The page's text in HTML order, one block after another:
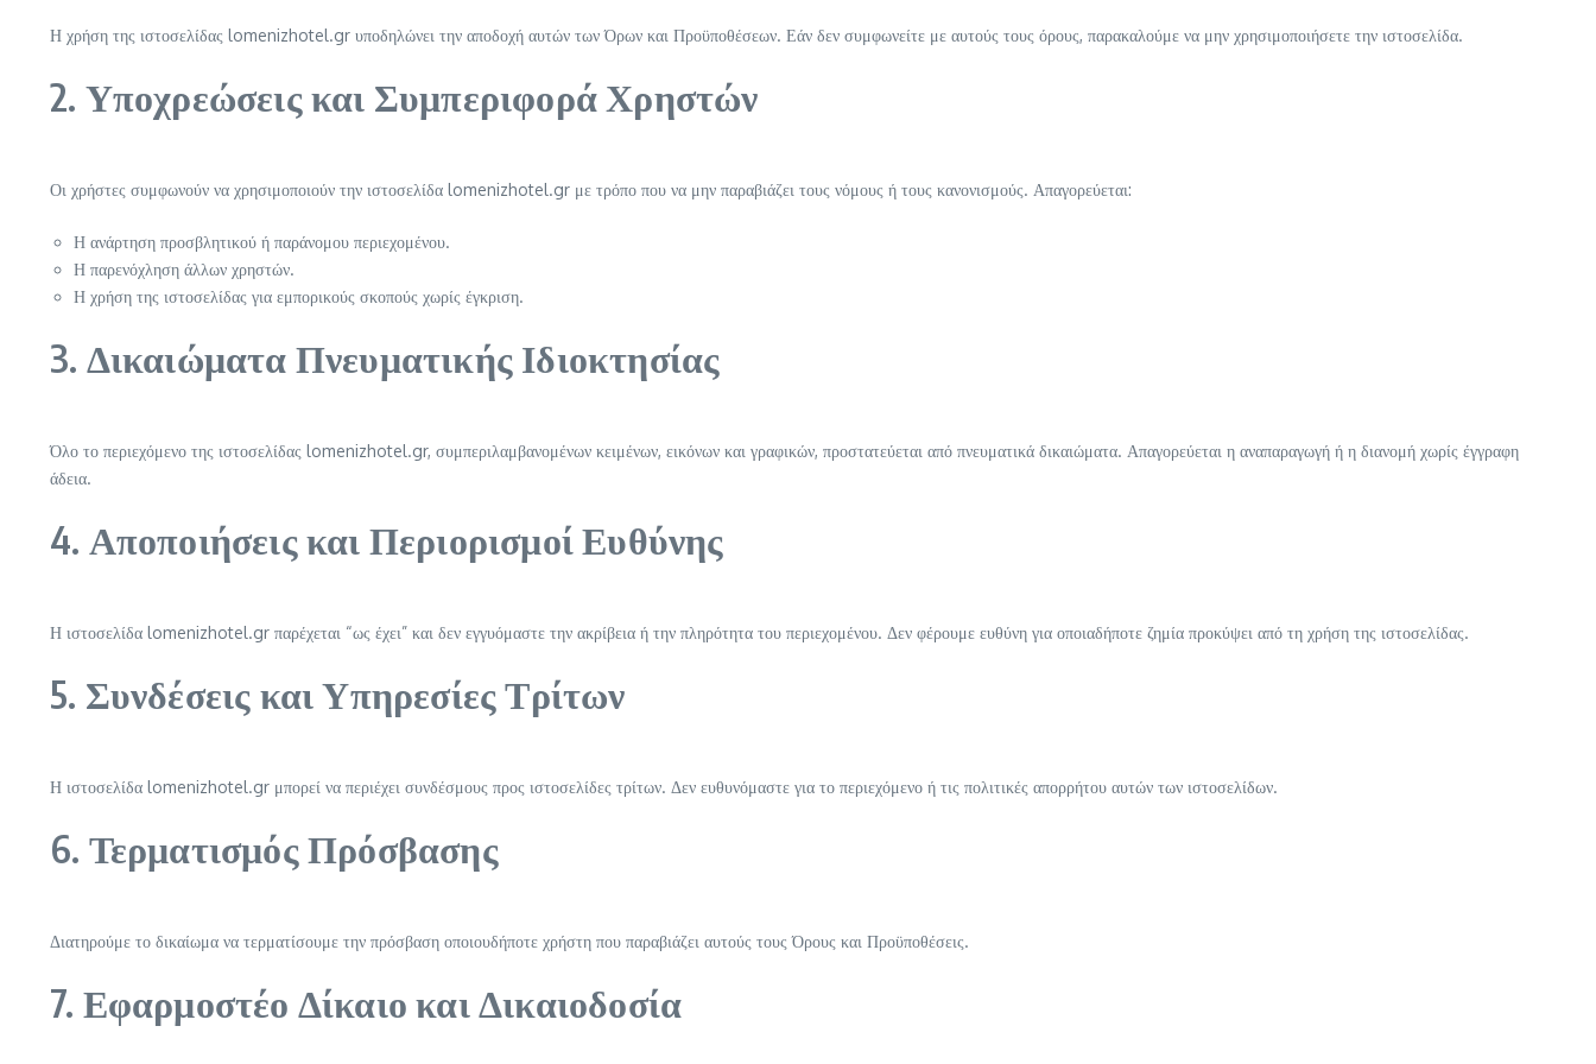
Η χρήση της ιστοσελίδας lomenizhotel.gr υποδηλώνει την αποδοχή αυτών των Όρων και Προϋποθέσεων. Εάν δεν συμφωνείτε με αυτούς τους όρους, παρακαλούμε να μην χρησιμοποιήσετε την ιστοσελίδα.
2. Υποχρεώσεις και Συμπεριφορά Χρηστών
Οι χρήστες συμφωνούν να χρησιμοποιούν την ιστοσελίδα lomenizhotel.gr με τρόπο που να μην παραβιάζει τους νόμους ή τους κανονισμούς. Απαγορεύεται:
Η ανάρτηση προσβλητικού ή παράνομου περιεχομένου.
Η παρενόχληση άλλων χρηστών.
Η χρήση της ιστοσελίδας για εμπορικούς σκοπούς χωρίς έγκριση.
3. Δικαιώματα Πνευματικής Ιδιοκτησίας
Όλο το περιεχόμενο της ιστοσελίδας lomenizhotel.gr, συμπεριλαμβανομένων κειμένων, εικόνων και γραφικών, προστατεύεται από πνευματικά δικαιώματα. Απαγορεύεται η αναπαραγωγή ή η διανομή χωρίς έγγραφη
άδεια.
4. Αποποιήσεις και Περιορισμοί Ευθύνης
Η ιστοσελίδα lomenizhotel.gr παρέχεται “ως έχει” και δεν εγγυόμαστε την ακρίβεια ή την πληρότητα του περιεχομένου. Δεν φέρουμε ευθύνη για οποιαδήποτε ζημία προκύψει από τη χρήση της ιστοσελίδας.
5. Συνδέσεις και Υπηρεσίες Τρίτων
Η ιστοσελίδα lomenizhotel.gr μπορεί να περιέχει συνδέσμους προς ιστοσελίδες τρίτων. Δεν ευθυνόμαστε για το περιεχόμενο ή τις πολιτικές απορρήτου αυτών των ιστοσελίδων.
6. Τερματισμός Πρόσβασης
Διατηρούμε το δικαίωμα να τερματίσουμε την πρόσβαση οποιουδήποτε χρήστη που παραβιάζει αυτούς τους Όρους και Προϋποθέσεις.
7. Εφαρμοστέο Δίκαιο και Δικαιοδοσία